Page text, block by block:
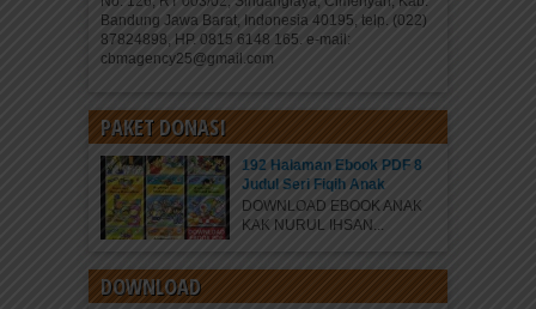
Bandung Jawa Barat, Indonesia 40195, telp. (022)
87824898, HP. 0815 6148 165. e-mail:
cbmagency25@gmail.com
PAKET DONASI
192 Halaman Ebook PDF 8
Judul Seri Fiqih Anak
DOWNLOAD EBOOK ANAK
KAK NURUL IHSAN...
DOWNLOAD